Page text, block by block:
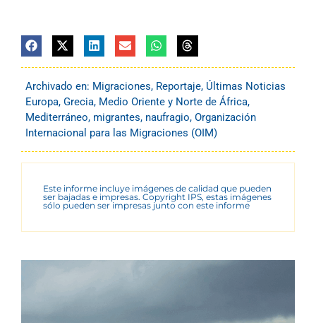
Archivado en: Migraciones, Reportaje, Últimas Noticias
Europa, Grecia, Medio Oriente y Norte de África,
Mediterráneo, migrantes, naufragio, Organización
Internacional para las Migraciones (OIM)
Este informe incluye imágenes de calidad que pueden
ser bajadas e impresas. Copyright IPS, estas imágenes
sólo pueden ser impresas junto con este informe